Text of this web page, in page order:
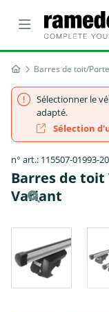
Barres de toit/
Sélectionner le
adapté.
Sélection
n° art.: 115507-01993-
Barres de toit
Variant